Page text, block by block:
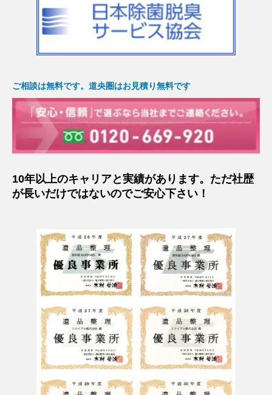
ご相談は無料です。道央圏はお見積り無料です
10年以上のキャリアと実績があります。ただ社歴
が長いだけではないのでご安心下さい！